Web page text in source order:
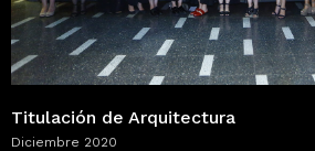
Titulación de Arquitectura
Diciembre 2020